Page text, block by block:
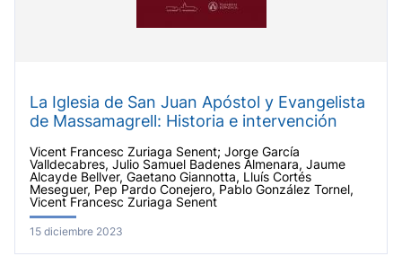
La Iglesia de San Juan Apóstol y Evangelista
de Massamagrell: Historia e intervención
Vicent Francesc Zuriaga Senent; Jorge García
Valldecabres, Julio Samuel Badenes Almenara, Jaume
Alcayde Bellver, Gaetano Giannotta, Lluís Cortés
Meseguer, Pep Pardo Conejero, Pablo González Tornel,
Vicent Francesc Zuriaga Senent
15 diciembre 2023